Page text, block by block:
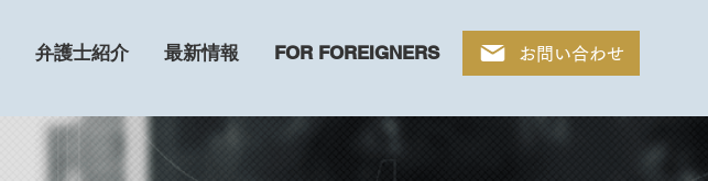
弁護士紹介 最新情報 FOR FOREIGNERS お問い合わせ